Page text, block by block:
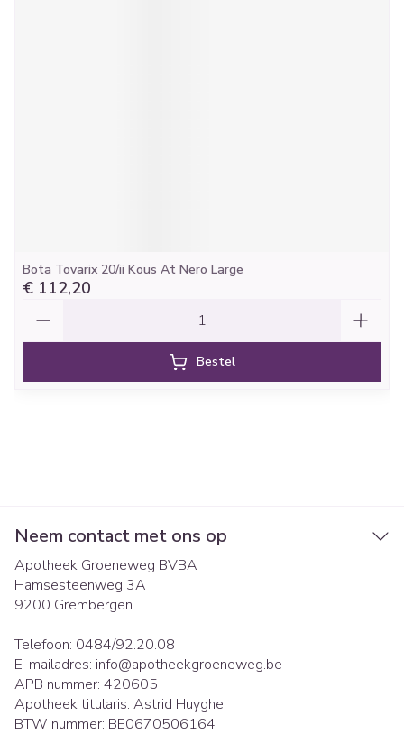
Bota Tovarix 20/ii Kous At Nero Large
€ 112,20
Bestel
Neem contact met ons op
Apotheek Groeneweg BVBA
Hamsesteenweg 3A
9200 Grembergen
Telefoon: 0484/92.20.08
E-mailadres: info@apotheekgroeneweg.be
APB nummer: 420605
Apotheek titularis: Astrid Huyghe
BTW nummer: BE0670506164